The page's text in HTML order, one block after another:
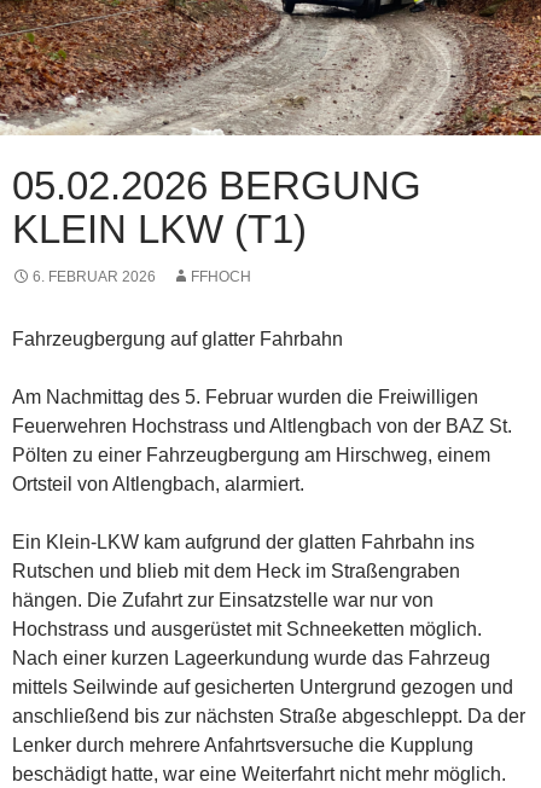
05.02.2026 BERGUNG
KLEIN LKW (T1)
6. FEBRUAR 2026 FFHOCH
Fahrzeugbergung auf glatter Fahrbahn
Am Nachmittag des 5. Februar wurden die Freiwilligen
Feuerwehren Hochstrass und Altlengbach von der BAZ St.
Pölten zu einer Fahrzeugbergung am Hirschweg, einem
Ortsteil von Altlengbach, alarmiert.
Ein Klein-LKW kam aufgrund der glatten Fahrbahn ins
Rutschen und blieb mit dem Heck im Straßengraben
hängen. Die Zufahrt zur Einsatzstelle war nur von
Hochstrass und ausgerüstet mit Schneeketten möglich.
Nach einer kurzen Lageerkundung wurde das Fahrzeug
mittels Seilwinde auf gesicherten Untergrund gezogen und
anschließend bis zur nächsten Straße abgeschleppt. Da der
Lenker durch mehrere Anfahrtsversuche die Kupplung
beschädigt hatte, war eine Weiterfahrt nicht mehr möglich.